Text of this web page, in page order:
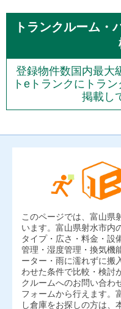
トランクルーム・
登録物件数国内最大
トeトランクにトラ
掲載し
このページでは、富山県
います。富山県射水市内
タイプ・広さ・料金・設
管理・湿度管理・換気機
ーター・雨に濡れずに搬
わせた条件で比較・検討
クルームへのお問い合わ
フォームから行えます。
し倉庫をお探しの方は、